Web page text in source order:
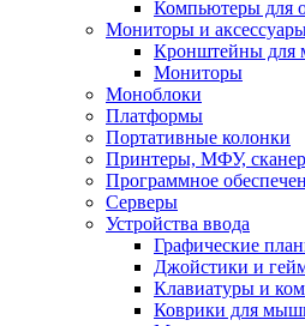
Компьютеры для
Мониторы и
Кронштейны для
Мониторы
Моноблоки
Платформы
Портативные колонки
Принтеры, МФУ,
Программное
Серверы
Устройства ввода
Графические
Джойстики и
Клавиатуры и
Коврики для